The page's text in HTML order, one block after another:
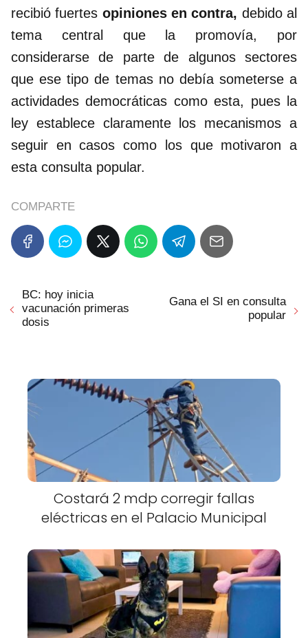
recibió fuertes opiniones en contra, debido al
tema central que la promovía, por
considerarse de parte de algunos sectores
que ese tipo de temas no debía someterse a
actividades democráticas como esta, pues la
ley establece claramente los mecanismos a
seguir en casos como los que motivaron a
esta consulta popular.
COMPARTE
BC: hoy inicia
vacunación primeras
dosis
Gana el SI en consulta
popular
Costará 2 mdp corregir fallas
eléctricas en el Palacio Municipal